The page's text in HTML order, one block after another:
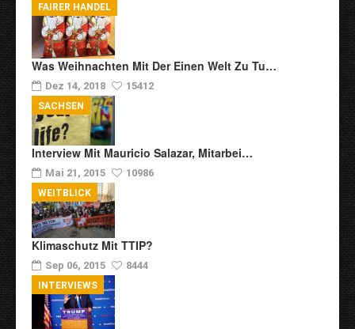
Was Weihnachten Mit Der Einen Welt Zu Tu…
Dez 14, 2018 15412
FAIRER HANDEL
Interview Mit Mauricio Salazar, Mitarbei…
Mai 21, 2015 10986
SACHSEN
Klimaschutz Mit TTIP?
Sep 06, 2015 8444
WEITBLICK
INTERVIEWS